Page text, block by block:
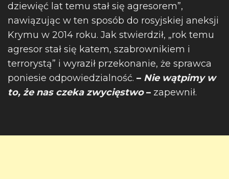
dziewięć lat temu stał się agresorem”,
nawiązując w ten sposób do rosyjskiej aneksji
Krymu w 2014 roku. Jak stwierdził, „rok temu
agresor stał się katem, szabrownikiem i
terrorystą” i wyraził przekonanie, że sprawca
poniesie odpowiedzialność. – Nie wątpimy w
to, że nas czeka zwycięstwo– zapewnił.